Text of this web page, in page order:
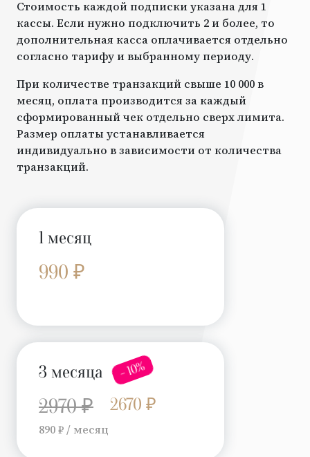
Стоимость каждой подписки указана для 1
кассы. Если нужно подключить 2 и более, то
дополнительная касса оплачивается отдельно
согласно тарифу и выбранному периоду.
При количестве транзакций свыше 10 000 в
месяц, оплата производится за каждый
сформированный чек отдельно сверх лимита.
Размер оплаты устанавливается
индивидуально в зависимости от количества
транзакций.
1 месяц
990 ₽
3 месяца - 10%
2970 ₽ 2670 ₽
890 ₽ / месяц